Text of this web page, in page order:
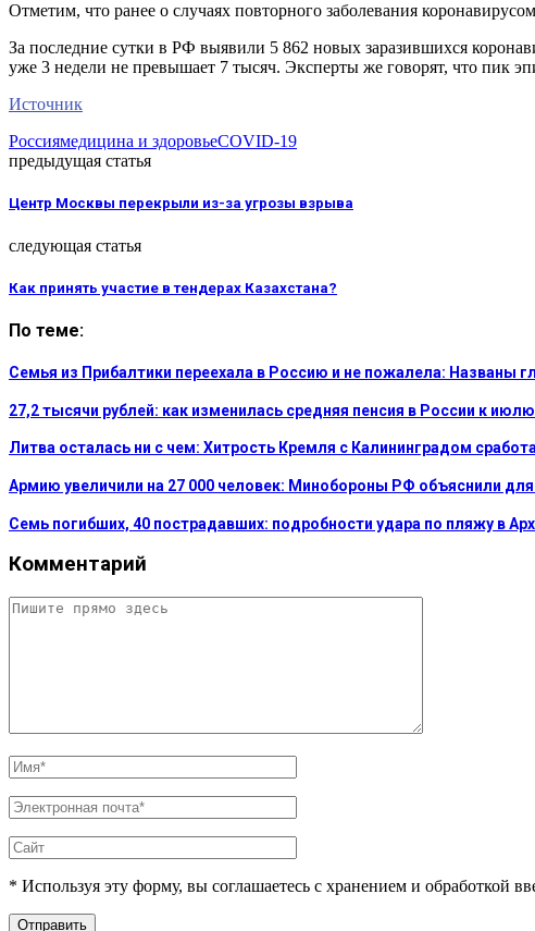
Отметим, что ранее о случаях повторного заболевания
За последние сутки в РФ выявили 5 862 новых заразившихся
уже 3 недели не превышает 7 тысяч. Эксперты же говорят, что пик
Источник
Россиямедицина и здоровьеCOVID-19
предыдущая статья
Центр Москвы перекрыли из-за угрозы взрыва
следующая статья
Как принять участие в тендерах Казахстана?
По теме:
Семья из Прибалтики переехала в Россию и не пожалела: Названы
27,2 тысячи рублей: как изменилась средняя пенсия в России к
Литва осталась ни с чем: Хитрость Кремля с Калининградом
Армию увеличили на 27 000 человек: Минобороны РФ объяснили
Семь погибших, 40 пострадавших: подробности удара по пляжу в
Комментарий
* Используя эту форму, вы соглашаетесь с хранением и обработкой